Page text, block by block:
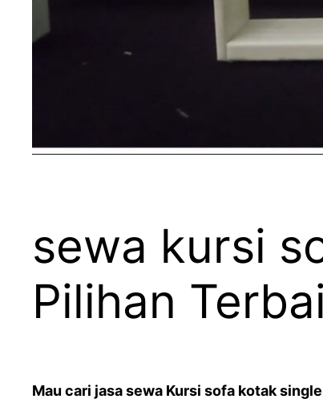
sewa kursi
Pilihan
Mau cari jasa sewa Kursi sofa kotak